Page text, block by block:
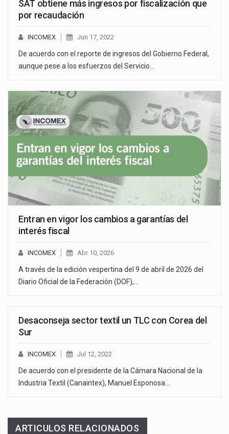
SAT obtiene más ingresos por fiscalización que
por recaudación
INCOMEX Jun 17, 2022
De acuerdo con el reporte de ingresos del Gobierno Federal,
aunque pese a los esfuerzos del Servicio…
Entran en vigor los cambios a garantías del
interés fiscal
INCOMEX Abr 10, 2026
A través de la edición vespertina del 9 de abril de 2026 del
Diario Oficial de la Federación (DOF),…
Desaconseja sector textil un TLC con Corea del
Sur
INCOMEX Jul 12, 2022
De acuerdo con el presidente de la Cámara Nacional de la
Industria Textil (Canaintex), Manuel Esponosa…
ARTICULOS RELACIONADOS